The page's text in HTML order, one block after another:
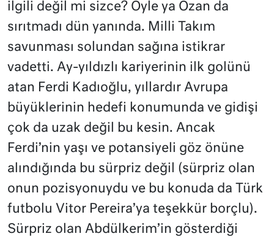
ilgili değil mi sizce? Öyle ya Ozan da
sırıtmadı dün yanında. Milli Takım
savunması solundan sağına istikrar
vadetti. Ay-yıldızlı kariyerinin ilk golünü
atan Ferdi Kadıoğlu, yıllardır Avrupa
büyüklerinin hedefi konumunda ve gidişi
çok da uzak değil bu kesin. Ancak
Ferdi’nin yaşı ve potansiyeli göz önüne
alındığında bu sürpriz değil (sürpriz olan
onun pozisyonuydu ve bu konuda da Türk
futbolu Vitor Pereira’ya teşekkür borçlu).
Sürpriz olan Abdülkerim’in gösterdiği